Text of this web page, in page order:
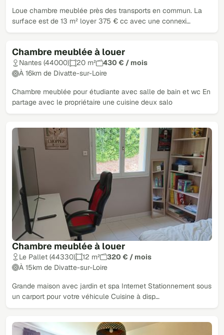
Loue chambre meublée près des transports en commun. La
surface est de 13 m² loyer 375 € cc avec une connexi…
Chambre meublée à louer
Nantes (44000) 20 m²
430 € / mois
À 16km de Divatte-sur-Loire
Chambre meublée pour étudiante avec salle de bain et wc En
partage avec le propriétaire une cuisine deux salo
Chambre meublée à louer
Le Pallet (44330) 12 m²
320 € / mois
À 15km de Divatte-sur-Loire
Grande maison avec jardin et spa Internet Stationnement sous
un carport pour votre véhicule Cuisine à disp…